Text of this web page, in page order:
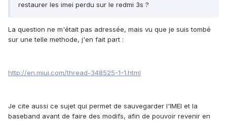
restaurer les imei perdu sur le redmi 3s ?
La question ne m'était pas adressée, mais vu que je suis tombé
sur une telle methode, j'en fait part :
http://en.miui.com/thread-348525-1-1.html
Je cite aussi ce sujet qui permet de sauvegarder l'IMEI et la
baseband avant de faire des modifs, afin de pouvoir revenir en